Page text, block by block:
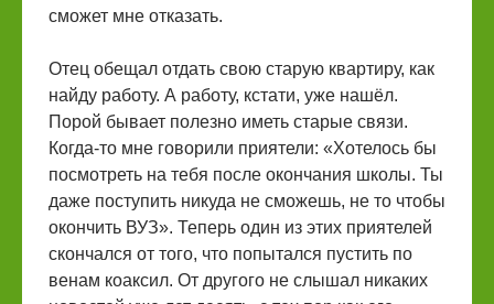
сможет мне отказать.
Отец обещал отдать свою старую квартиру, как
найду работу. А работу, кстати, уже нашёл.
Порой бывает полезно иметь старые связи.
Когда-то мне говорили приятели: «Хотелось бы
посмотреть на тебя после окончания школы. Ты
даже поступить никуда не сможешь, не то чтобы
окончить ВУЗ». Теперь один из этих приятелей
скончался от того, что попытался пустить по
венам коаксил. От другого не слышал никаких